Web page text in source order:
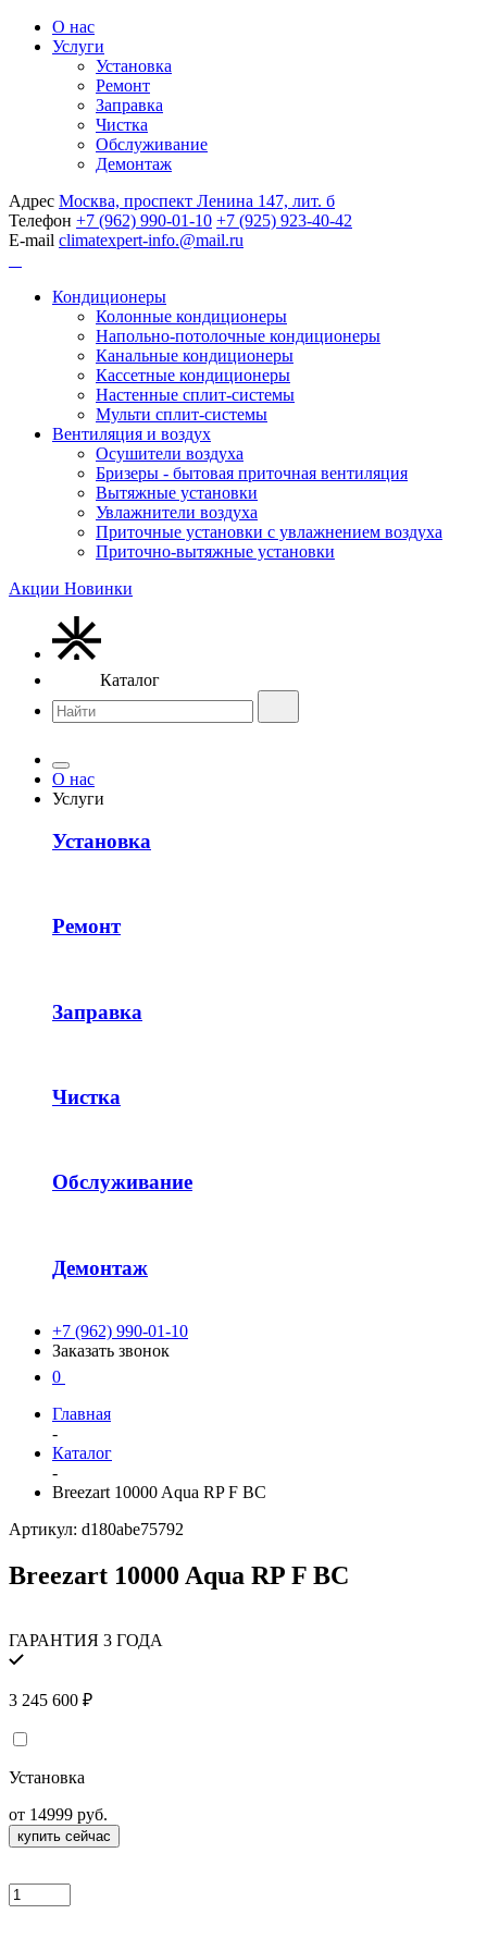
О нас
Услуги
Установка
Ремонт
Заправка
Чистка
Обслуживание
Демонтаж
Адрес Москва, проспект Ленина 147, лит. б
Телефон +7 (962) 990-01-10 +7 (925) 923-40-42
E-mail climatexpert-info.@mail.ru
Кондиционеры
Колонные кондиционеры
Напольно-потолочные кондиционеры
Канальные кондиционеры
Кассетные кондиционеры
Настенные сплит-системы
Мульти сплит-системы
Вентиляция и воздух
Осушители воздуха
Бризеры - бытовая приточная вентиляция
Вытяжные установки
Увлажнители воздуха
Приточные установки с увлажнением воздуха
Приточно-вытяжные установки
Акции Новинки
Каталог
О нас
Услуги
Установка
Ремонт
Заправка
Чистка
Обслуживание
Демонтаж
+7 (962) 990-01-10
Заказать звонок
0
Главная
-
Каталог
-
Breezart 10000 Aqua RP F BC
Артикул: d180abe75792
Breezart 10000 Aqua RP F BC
ГАРАНТИЯ 3 ГОДА
3 245 600 ₽
Установка
от 14999 руб.
купить сейчас